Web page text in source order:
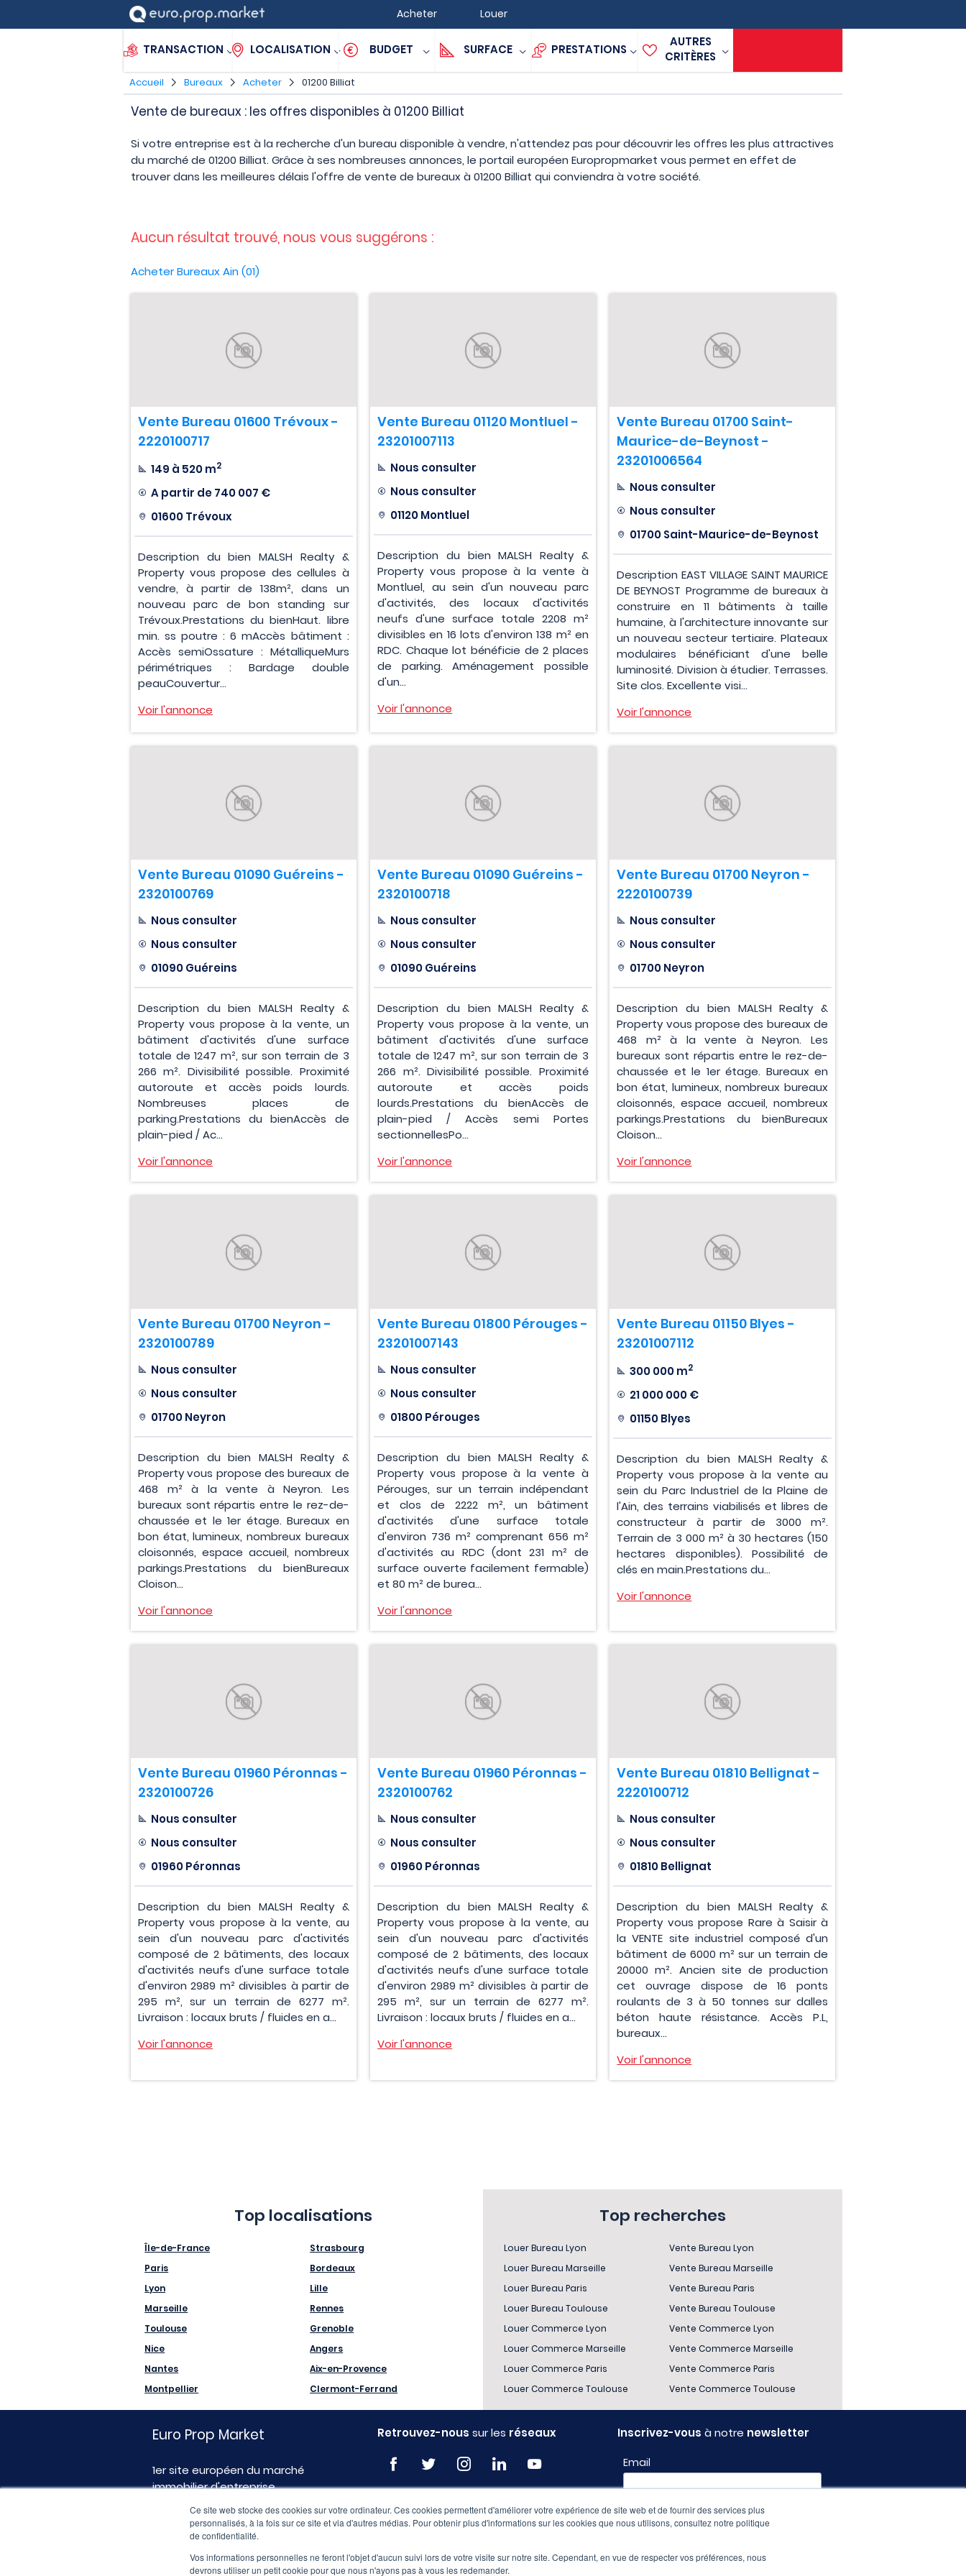
Ce site web stocke des cookies sur votre ordinateur. Ces cookies permettent d'améliorer votre expérience de site web et de fournir des services plus
personnalisés, à la fois sur ce site et via d'autres médias. Pour obtenir plus d'informations sur les cookies que nous utilisons, consultez notre politique
de confidentialité.
Vos informations personnelles ne feront l'objet d'aucun suivi lors de votre visite sur notre site. Cependant, en vue de respecter vos préférences, nous
devrons utiliser un petit cookie pour que nous n'ayons pas à vous les redemander.
Acheter Louer
TRANSACTION LOCALISATION BUDGET SURFACE PRESTATIONS
AUTRES
CRITÈRES
Accueil Bureaux Acheter 01200 Billiat
Vente de bureaux : les offres disponibles à 01200 Billiat
Si votre entreprise est à la recherche d'un bureau disponible à vendre, n'attendez pas pour découvrir les offres les plus attractives
du marché de 01200 Billiat. Grâce à ses nombreuses annonces, le portail européen Europropmarket vous permet en effet de
trouver dans les meilleures délais l'offre de vente de bureaux à 01200 Billiat qui conviendra à votre société.
Aucun résultat trouvé, nous vous suggérons :
Acheter Bureaux Ain (01)
Vente Bureau 01600 Trévoux -
2220100717
149 à 520 m2
A partir de740 007 €
01600 Trévoux
Description du bien MALSH Realty &
Property vous propose des cellules à
vendre, à partir de 138m², dans un
nouveau parc de bon standing sur
Trévoux.Prestations du bienHaut. libre
min. ss poutre : 6 mAccès bâtiment :
Accès semiOssature : MétalliqueMurs
périmétriques : Bardage double
peauCouvertur...
Voir l'annonce
Vente Bureau 01120 Montluel -
23201007113
Nous consulter
Nous consulter
01120 Montluel
Description du bien MALSH Realty &
Property vous propose à la vente à
Montluel, au sein d'un nouveau parc
d'activités, des locaux d'activités
neufs d'une surface totale 2208 m²
divisibles en 16 lots d'environ 138 m² en
RDC. Chaque lot bénéficie de 2 places
de parking. Aménagement possible
d'un...
Voir l'annonce
Vente Bureau 01700 Saint-
Maurice-de-Beynost -
23201006564
Nous consulter
Nous consulter
01700 Saint-Maurice-de-Beynost
Description EAST VILLAGE SAINT MAURICE
DE BEYNOST Programme de bureaux à
construire en 11 bâtiments à taille
humaine, à l'architecture innovante sur
un nouveau secteur tertiaire. Plateaux
modulaires bénéficiant d'une belle
luminosité. Division à étudier. Terrasses.
Site clos. Excellente visi...
Voir l'annonce
Vente Bureau 01090 Guéreins -
2320100769
Nous consulter
Nous consulter
01090 Guéreins
Description du bien MALSH Realty &
Property vous propose à la vente, un
bâtiment d'activités d'une surface
totale de 1247 m², sur son terrain de 3
266 m². Divisibilité possible. Proximité
autoroute et accès poids lourds.
Nombreuses places de
parking.Prestations du bienAccès de
plain-pied / Ac...
Voir l'annonce
Vente Bureau 01090 Guéreins -
2320100718
Nous consulter
Nous consulter
01090 Guéreins
Description du bien MALSH Realty &
Property vous propose à la vente, un
bâtiment d'activités d'une surface
totale de 1247 m², sur son terrain de 3
266 m². Divisibilité possible. Proximité
autoroute et accès poids
lourds.Prestations du bienAccès de
plain-pied / Accès semi Portes
sectionnellesPo...
Voir l'annonce
Vente Bureau 01700 Neyron -
2220100739
Nous consulter
Nous consulter
01700 Neyron
Description du bien MALSH Realty &
Property vous propose des bureaux de
468 m² à la vente à Neyron. Les
bureaux sont répartis entre le rez-de-
chaussée et le 1er étage. Bureaux en
bon état, lumineux, nombreux bureaux
cloisonnés, espace accueil, nombreux
parkings.Prestations du bienBureaux
Cloison...
Voir l'annonce
Vente Bureau 01700 Neyron -
2320100789
Nous consulter
Nous consulter
01700 Neyron
Description du bien MALSH Realty &
Property vous propose des bureaux de
468 m² à la vente à Neyron. Les
bureaux sont répartis entre le rez-de-
chaussée et le 1er étage. Bureaux en
bon état, lumineux, nombreux bureaux
cloisonnés, espace accueil, nombreux
parkings.Prestations du bienBureaux
Cloison...
Voir l'annonce
Vente Bureau 01800 Pérouges -
23201007143
Nous consulter
Nous consulter
01800 Pérouges
Description du bien MALSH Realty &
Property vous propose à la vente à
Pérouges, sur un terrain indépendant
et clos de 2222 m², un bâtiment
d'activités d'une surface totale
d'environ 736 m² comprenant 656 m²
d'activités au RDC (dont 231 m² de
surface ouverte facilement fermable)
et 80 m² de burea...
Voir l'annonce
Vente Bureau 01150 Blyes -
23201007112
300 000 m2
21 000 000 €
01150 Blyes
Description du bien MALSH Realty &
Property vous propose à la vente au
sein du Parc Industriel de la Plaine de
l'Ain, des terrains viabilisés et libres de
constructeur à partir de 3000 m².
Terrain de 3 000 m² à 30 hectares (150
hectares disponibles). Possibilité de
clés en main.Prestations du...
Voir l'annonce
Vente Bureau 01960 Péronnas -
2320100726
Nous consulter
Nous consulter
01960 Péronnas
Description du bien MALSH Realty &
Property vous propose à la vente, au
sein d'un nouveau parc d'activités
composé de 2 bâtiments, des locaux
d'activités neufs d'une surface totale
d'environ 2989 m² divisibles à partir de
295 m², sur un terrain de 6277 m².
Livraison : locaux bruts / fluides en a...
Voir l'annonce
Vente Bureau 01960 Péronnas -
2320100762
Nous consulter
Nous consulter
01960 Péronnas
Description du bien MALSH Realty &
Property vous propose à la vente, au
sein d'un nouveau parc d'activités
composé de 2 bâtiments, des locaux
d'activités neufs d'une surface totale
d'environ 2989 m² divisibles à partir de
295 m², sur un terrain de 6277 m².
Livraison : locaux bruts / fluides en a...
Voir l'annonce
Vente Bureau 01810 Bellignat -
2220100712
Nous consulter
Nous consulter
01810 Bellignat
Description du bien MALSH Realty &
Property vous propose Rare à Saisir à
la VENTE site industriel composé d'un
bâtiment de 6000 m² sur un terrain de
20000 m². Ancien site de production
cet ouvrage dispose de 16 ponts
roulants de 3 à 50 tonnes sur dalles
béton haute résistance. Accès P.L,
bureaux...
Voir l'annonce
Top localisations
Île-de-France
Paris
Lyon
Marseille
Toulouse
Nice
Nantes
Montpellier
Strasbourg
Bordeaux
Lille
Rennes
Grenoble
Angers
Aix-en-Provence
Clermont-Ferrand
Top recherches
Louer Bureau Lyon
Louer Bureau Marseille
Louer Bureau Paris
Louer Bureau Toulouse
Louer Commerce Lyon
Louer Commerce Marseille
Louer Commerce Paris
Louer Commerce Toulouse
Vente Bureau Lyon
Vente Bureau Marseille
Vente Bureau Paris
Vente Bureau Toulouse
Vente Commerce Lyon
Vente Commerce Marseille
Vente Commerce Paris
Vente Commerce Toulouse
Euro Prop Market
1er site européen du marché
immobilier d'entreprise
Retrouvez-nous sur les réseaux Inscrivez-vous à notre newsletter
Email
Profil